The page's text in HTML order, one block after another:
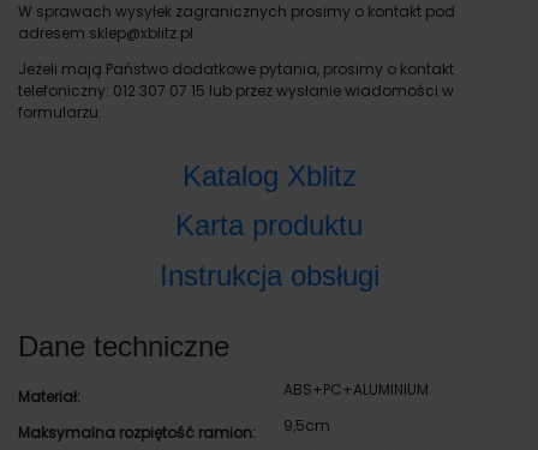
W sprawach wysyłek zagranicznych prosimy o kontakt pod
adresem sklep@xblitz.pl
Jeżeli mają Państwo dodatkowe pytania, prosimy o kontakt
telefoniczny: 012 307 07 15 lub przez wysłanie wiadomości w
formularzu.
Katalog Xblitz
Karta produktu
Instrukcja obsługi
Dane techniczne
Materiał: ABS+PC+ALUMINIUM
Maksymalna rozpiętość ramion: 9,5cm